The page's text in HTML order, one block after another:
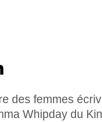
des femmes
Whipday du